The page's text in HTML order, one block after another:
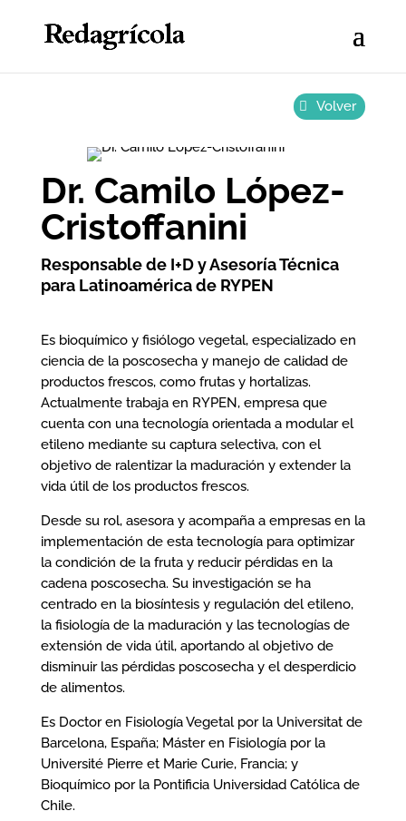
Volver
Dr. Camilo López-
Cristoffanini
Responsable de I+D y Asesoría Técnica
para Latinoamérica de RYPEN
Es bioquímico y fisiólogo vegetal, especializado en
ciencia de la poscosecha y manejo de calidad de
productos frescos, como frutas y hortalizas.
Actualmente trabaja en RYPEN, empresa que
cuenta con una tecnología orientada a modular el
etileno mediante su captura selectiva, con el
objetivo de ralentizar la maduración y extender la
vida útil de los productos frescos.
Desde su rol, asesora y acompaña a empresas en la
implementación de esta tecnología para optimizar
la condición de la fruta y reducir pérdidas en la
cadena poscosecha. Su investigación se ha
centrado en la biosíntesis y regulación del etileno,
la fisiología de la maduración y las tecnologías de
extensión de vida útil, aportando al objetivo de
disminuir las pérdidas poscosecha y el desperdicio
de alimentos.
Es Doctor en Fisiología Vegetal por la Universitat de
Barcelona, España; Máster en Fisiología por la
Université Pierre et Marie Curie, Francia; y
Bioquímico por la Pontificia Universidad Católica de
Chile.